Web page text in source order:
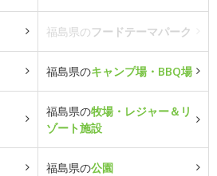
福島県のフードテーマパーク
福島県のキャンプ場・BBQ場
福島県の牧場・レジャー＆リ
ゾート施設
福島県の公園